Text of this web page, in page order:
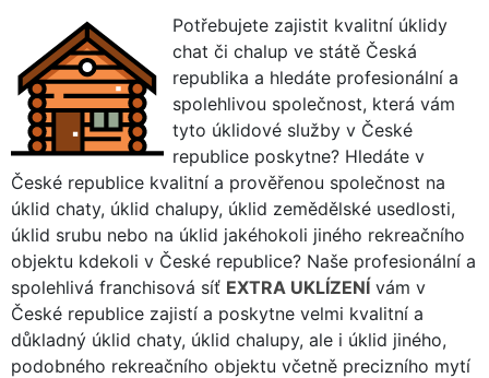
Potřebujete zajistit kvalitní úklidy
chat či chalup ve státě Česká
republika a hledáte profesionální a
spolehlivou společnost, která vám
tyto úklidové služby v České
republice poskytne? Hledáte v
České republice kvalitní a prověřenou společnost na
úklid chaty, úklid chalupy, úklid zemědělské usedlosti,
úklid srubu nebo na úklid jakéhokoli jiného rekreačního
objektu kdekoli v České republice? Naše profesionální a
spolehlivá franchisová síť EXTRA UKLÍZENÍ vám v
České republice zajistí a poskytne velmi kvalitní a
důkladný úklid chaty, úklid chalupy, ale i úklid jiného,
podobného rekreačního objektu včetně precizního mytí